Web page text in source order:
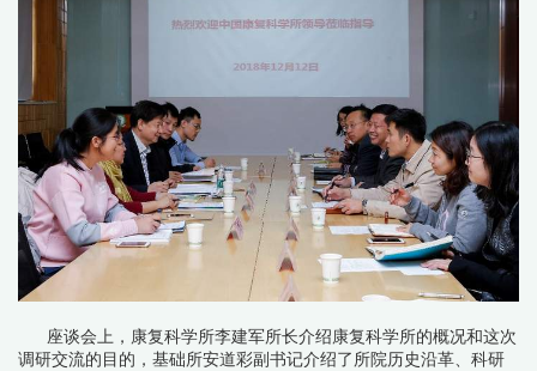
座谈会上，康复科学所李建军所长介绍康复科学所的概况和这次
调研交流的目的，基础所安道彩副书记介绍了所院历史沿革、科研